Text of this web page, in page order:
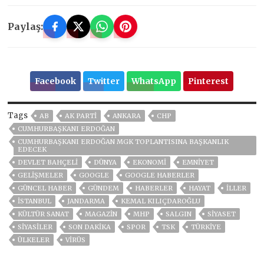
Paylaş:
Facebook Twitter WhatsApp Pinterest
Tags AB AK PARTİ ANKARA
CHP
CUMHURBAŞKANI ERDOĞAN
CUMHURBAŞKANI ERDOĞAN MGK TOPLANTISINA BAŞKANLIK
EDECEK
DEVLET BAHÇELİ
DÜNYA EKONOMİ
EMNİYET
GELIŞMELER
GOOGLE
GOOGLE HABERLER
GÜNCEL HABER
GÜNDEM HABERLER HAYAT
İLLER
ISTANBUL
JANDARMA
KEMAL KILIÇDAROĞLU
KÜLTÜR SANAT
MAGAZİN MHP SALGIN
SİYASET
SİYASİLER
SON DAKIKA SPOR TSK
TÜRKİYE
ÜLKELER
VIRÜS